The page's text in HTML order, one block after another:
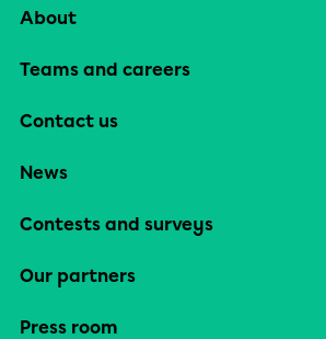
About
Teams and careers
Contact us
News
Contests and surveys
Our partners
Press room